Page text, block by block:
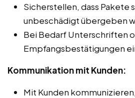
Sicherstellen, dass Pakete
unbeschädigt übergeben
Bei Bedarf Unterschriften
Empfangsbestätigungen
Kommunikation mit Kunden:
Mit Kunden